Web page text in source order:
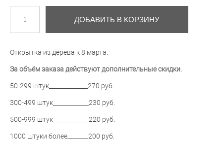
ДОБАВИТЬ В КОРЗИНУ
Открытка из дерева к 8 марта.
За объём заказа действуют дополнительные скидки.
50-299 штук_____________270 руб.
300-499 штук____________230 руб.
500-999 штук____________220 руб.
1000 штуки более_______200 руб.